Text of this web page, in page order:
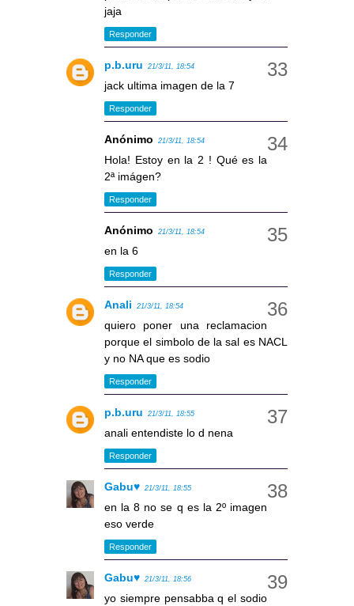
jaja
Responder
p.b.uru 21/3/11, 18:54
jack ultima imagen de la 7
Responder
Anónimo 21/3/11, 18:54
Hola! Estoy en la 2 ! Qué es la
2ª imágen?
Responder
Anónimo 21/3/11, 18:54
en la 6
Responder
Anali 21/3/11, 18:54
quiero poner una reclamacion
porque el simbolo de la sal es NACL
y no NA que es sodio
Responder
p.b.uru 21/3/11, 18:55
anali entendiste lo d nena
Responder
Gabu♥ 21/3/11, 18:55
en la 8 no se q es la 2º imagen
eso verde
Responder
Gabu♥ 21/3/11, 18:56
yo siempre pensabba q el sodio